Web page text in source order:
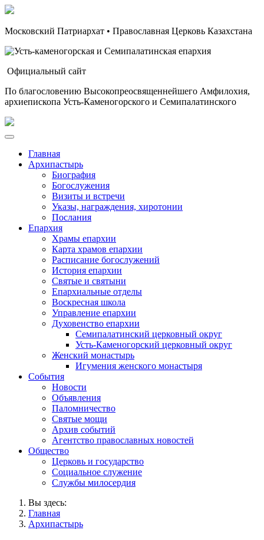
Московский Патриархат • Православная Церковь Казахстана
Официальный сайт
По благословению Высокопреосвященнейшего Амфилохия,
архиепископа Усть-Каменогорского и Семипалатинского
Главная
Архипастырь
Биография
Богослужения
Визиты и встречи
Указы, награждения, хиротонии
Послания
Епархия
Храмы епархии
Карта храмов епархии
Расписание богослужений
История епархии
Святые и святыни
Епархиальные отделы
Воскресная школа
Управление епархии
Духовенство епархии
Семипалатинский церковный округ
Усть-Каменогорский церковный округ
Женский монастырь
Игумения женского монастыря
События
Новости
Объявления
Паломничество
Святые мощи
Архив событий
Агентство православных новостей
Общество
Церковь и государство
Социальное служение
Службы милосердия
Вы здесь:
Главная
Архипастырь